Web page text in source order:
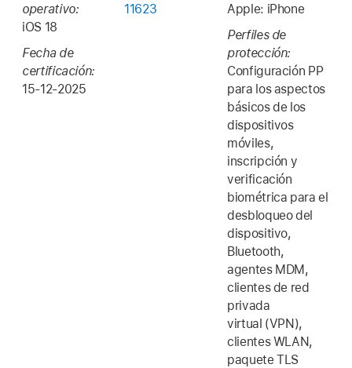
operativo:
iOS 18
Fecha de
certificación:
15-12-2025
11623
Apple: iPhone
Perfiles de
protección:
Configuración PP
para los aspectos
básicos de los
dispositivos
móviles,
inscripción y
verificación
biométrica para el
desbloqueo del
dispositivo,
Bluetooth,
agentes MDM,
clientes de red
privada
virtual (VPN),
clientes WLAN,
paquete TLS